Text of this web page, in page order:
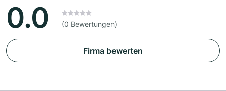
0.0 (0 Bewertungen)
Firma bewerten